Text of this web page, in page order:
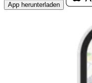
App herunterladen